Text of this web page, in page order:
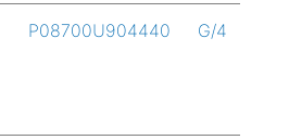
P08700U904440 G/4